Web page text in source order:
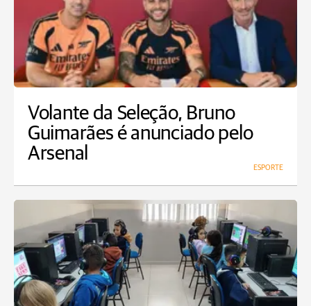
Volante da Seleção, Bruno
Guimarães é anunciado pelo
Arsenal
ESPORTE